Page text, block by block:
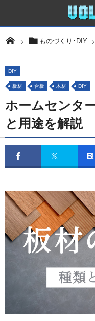
ものづくり･DIY
DIY
板材 合板 木材 DIY
ホームセンタ
と用途を解説